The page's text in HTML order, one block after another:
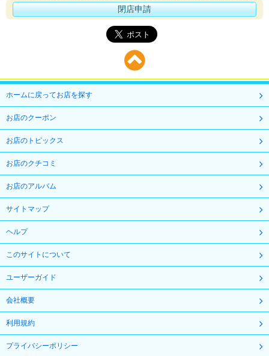
閉店申請
ホームに戻ってお店を探す
お店のクーポン
お店のトピックス
お店のクチコミ
お店のアルバム
サイトマップ
ヘルプ
このサイトについて
ユーザーガイド
会社概要
利用規約
プライバシーポリシー